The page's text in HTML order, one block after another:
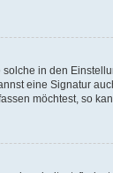
in den
eine Signatur
möchtest, so